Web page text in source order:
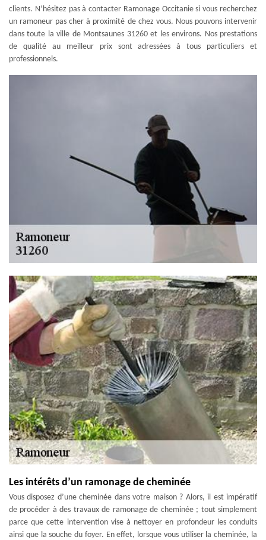
clients. N’hésitez pas à contacter Ramonage Occitanie si vous recherchez
un ramoneur pas cher à proximité de chez vous. Nous pouvons intervenir
dans toute la ville de Montsaunes 31260 et les environs. Nos prestations
de qualité au meilleur prix sont adressées à tous particuliers et
professionnels.
Les intérêts d’un ramonage de cheminée
Vous disposez d’une cheminée dans votre maison ? Alors, il est impératif
de procéder à des travaux de ramonage de cheminée ; tout simplement
parce que cette intervention vise à nettoyer en profondeur les conduits
ainsi que la souche du foyer. En effet, lorsque vous utiliser la cheminée, la